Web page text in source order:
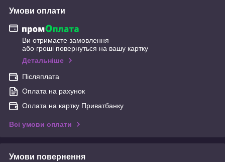
Умови оплати
Ви отримаєте замовлення
або гроші повернуться на вашу картку
Детальніше
Післяплата
Оплата на рахунок
Оплата на картку Приватбанку
Всі умови оплати
Умови повернення